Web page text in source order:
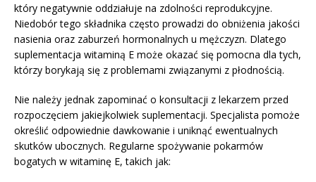
który negatywnie oddziałuje na zdolności reprodukcyjne.
Niedobór tego składnika często prowadzi do obniżenia jakości
nasienia oraz zaburzeń hormonalnych u mężczyzn. Dlatego
suplementacja witaminą E może okazać się pomocna dla tych,
którzy borykają się z problemami związanymi z płodnością.
Nie należy jednak zapominać o konsultacji z lekarzem przed
rozpoczęciem jakiejkolwiek suplementacji. Specjalista pomoże
określić odpowiednie dawkowanie i uniknąć ewentualnych
skutków ubocznych. Regularne spożywanie pokarmów
bogatych w witaminę E, takich jak: